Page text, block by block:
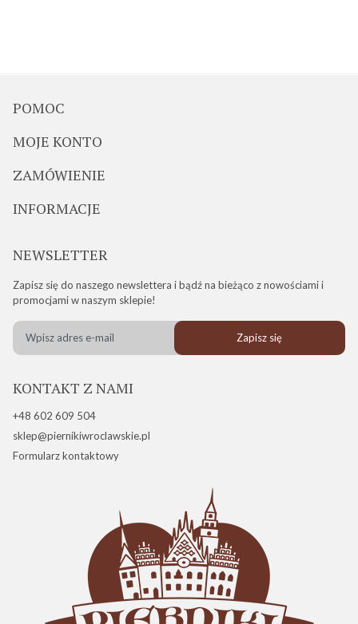
POMOC
MOJE KONTO
ZAMÓWIENIE
INFORMACJE
NEWSLETTER
Zapisz się do naszego newslettera i bądź na bieżąco z nowościami i
promocjami w naszym sklepie!
Zapisz się
KONTAKT Z NAMI
+48 602 609 504
sklep@piernikiwroclawskie.pl
Formularz kontaktowy